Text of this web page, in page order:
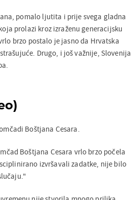
pomalo ljutita i prije svega gladna
prolazi kroz izraženu generacijsku
brzo postalo je jasno da Hrvatska
Drugo, i još važnije, Slovenija
Boštjana Cesara.
Boštjana Cesara vrlo brzo počela
izvršavali zadatke, nije bilo